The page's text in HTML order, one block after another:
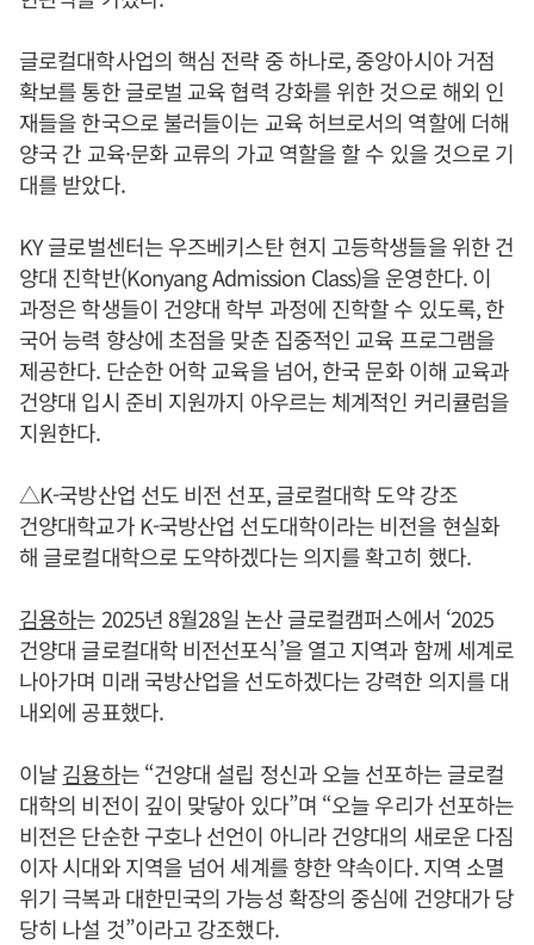
글로컬대학사업의 핵심 전략 중 하나로, 중앙아시아 거점
확보를 통한 글로벌 교육 협력 강화를 위한 것으로 해외 인
재들을 한국으로 불러들이는 교육 허브로서의 역할에 더해
양국 간 교육·문화 교류의 가교 역할을 할 수 있을 것으로 기
대를 받았다.
KY 글로벌센터는 우즈베키스탄 현지 고등학생들을 위한 건
양대 진학반(Konyang Admission Class)을 운영한다. 이
과정은 학생들이 건양대 학부 과정에 진학할 수 있도록, 한
국어 능력 향상에 초점을 맞춘 집중적인 교육 프로그램을
제공한다. 단순한 어학 교육을 넘어, 한국 문화 이해 교육과
건양대 입시 준비 지원까지 아우르는 체계적인 커리큘럼을
지원한다.
△K-국방산업 선도 비전 선포, 글로컬대학 도약 강조
건양대학교가 K-국방산업 선도대학이라는 비전을 현실화
해 글로컬대학으로 도약하겠다는 의지를 확고히 했다.
김용하는 2025년 8월28일 논산 글로컬캠퍼스에서 ‘2025
건양대 글로컬대학 비전선포식’을 열고 지역과 함께 세계로
나아가며 미래 국방산업을 선도하겠다는 강력한 의지를 대
내외에 공표했다.
이날김용하는 “건양대 설립 정신과 오늘 선포하는 글로컬
대학의 비전이 깊이 맞닿아 있다”며 “오늘 우리가 선포하는
비전은 단순한 구호나 선언이 아니라 건양대의 새로운 다짐
이자 시대와 지역을 넘어 세계를 향한 약속이다. 지역 소멸
위기 극복과 대한민국의 가능성 확장의 중심에 건양대가 당
당히 나설 것”이라고 강조했다.